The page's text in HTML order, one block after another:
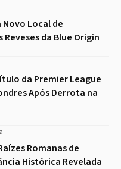
Local de
da Blue Origin
da Premier League
Após Derrota na
Romanas de
Histórica Revelada